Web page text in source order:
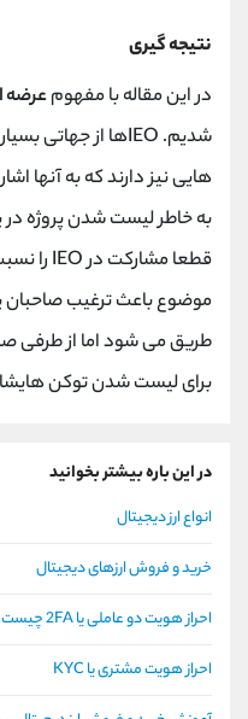
نتیجه گیری
در این مقاله با مفهومعرضه
هایی نیز دارند که به آنها
به خاطر لیست شدن پروژه در
موضوع باعث ترغیب صاحبان
طریق می شود اما از طرفی
برای لیست شدن توکن
در این باره بیشتر بخوانید
انواع ارز دیجیتال
خرید و فروش ارزهای دیجیتال
احراز هویت دو عاملی یا 2FA چیست؟
احراز هویت مشتری یا KYC